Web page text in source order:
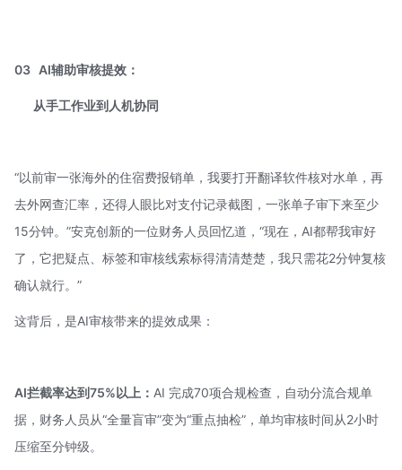
03 AI辅助审核提效：
从手工作业到人机协同
“以前审一张海外的住宿费报销单，我要打开翻译软件核对水单，再
去外网查汇率，还得人眼比对支付记录截图，一张单子审下来至少
15分钟。”安克创新的一位财务人员回忆道，“现在，AI都帮我审好
了，它把疑点、标签和审核线索标得清清楚楚，我只需花2分钟复核
确认就行。”
这背后，是AI审核带来的提效成果：
AI拦截率达到75%以上： AI 完成70项合规检查，自动分流合规单
据，财务人员从“全量盲审”变为“重点抽检”，单均审核时间从2小时
压缩至分钟级。